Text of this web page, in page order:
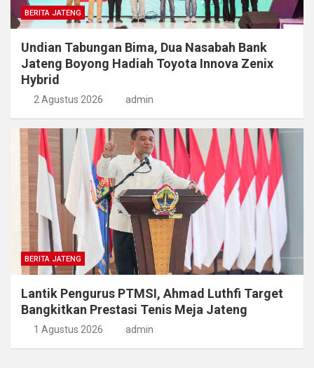
BERITA JATENG
Undian Tabungan Bima, Dua Nasabah Bank
Jateng Boyong Hadiah Toyota Innova Zenix
Hybrid
2 Agustus 2026 admin
BERITA JATENG
Lantik Pengurus PTMSI, Ahmad Luthfi Target
Bangkitkan Prestasi Tenis Meja Jateng
1 Agustus 2026 admin